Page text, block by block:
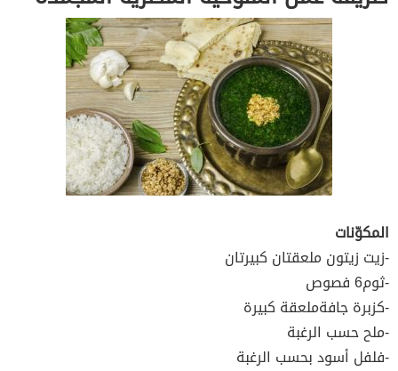
المكوّنات
-زيت زيتون ملعقتان كبيرتان
-ثوم6 فصوص
-كزبرة جافةملعقة كبيرة
-ملح حسب الرغبة
-فلفل أسود بحسب الرغبة